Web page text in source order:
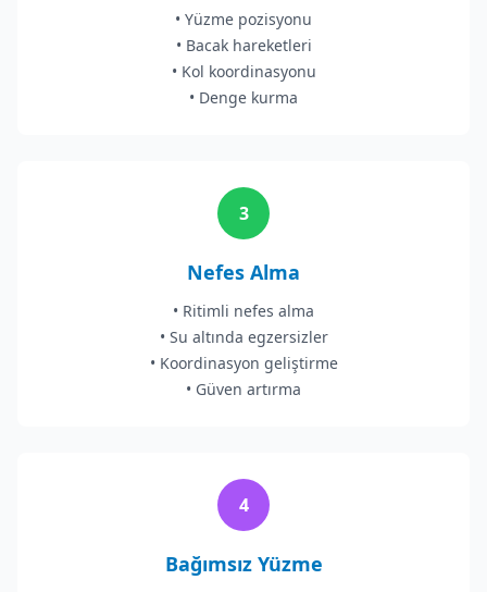
• Yüzme pozisyonu
• Bacak hareketleri
• Kol koordinasyonu
• Denge kurma
3
Nefes Alma
• Ritimli nefes alma
• Su altında egzersizler
• Koordinasyon geliştirme
• Güven artırma
4
Bağımsız Yüzme